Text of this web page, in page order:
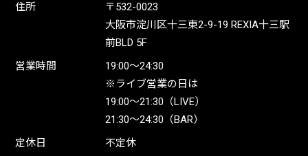
住所
〒532-0023
大阪市淀川区十三東2-9-19 REXIA十三駅
前BLD 5F
営業時間
19:00〜24:30
※ライブ営業の日は
19:00〜21:30（LIVE）
21:30〜24:30（BAR）
定休日
不定休